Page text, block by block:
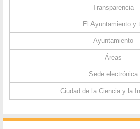
Transparencia
El Ayuntamiento y
Ayuntamiento
Áreas
Sede electrónica
Ciudad de la Ciencia y la